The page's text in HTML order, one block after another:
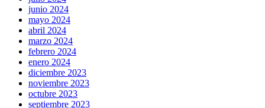
junio 2024
mayo 2024
abril 2024
marzo 2024
febrero 2024
enero 2024
diciembre 2023
noviembre 2023
octubre 2023
septiembre 2023